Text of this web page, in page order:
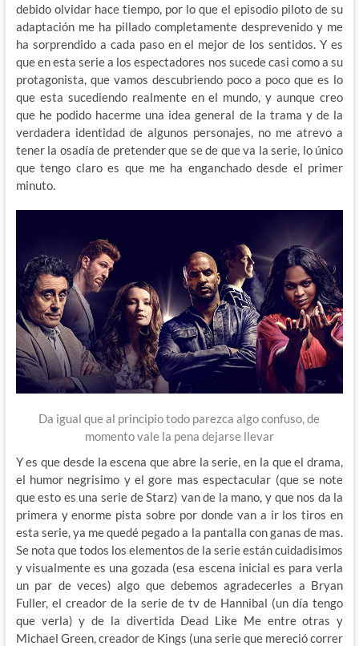
debido olvidar hace tiempo, por lo que el episodio piloto de su
adaptación me ha pillado completamente desprevenido y me
ha sorprendido a cada paso en el mejor de los sentidos. Y es
que en esta serie a los espectadores nos sucede casi como a su
protagonista, que vamos descubriendo poco a poco que es lo
que esta sucediendo realmente en el mundo, y aunque creo
que he podido hacerme una idea general de la trama y de la
verdadera identidad de algunos personajes, no me atrevo a
tener la osadía de pretender que se de que va la serie, lo único
que tengo claro es que me ha enganchado desde el primer
minuto.
Da igual que al principio todo parezca algo confuso, de
momento vale la pena dejarse llevar
Y es que desde la escena que abre la serie, en la que el drama,
el humor negrisimo y el gore mas espectacular (que se note
que esto es una serie de Starz) van de la mano, y que nos da la
primera y enorme pista sobre por donde van a ir los tiros en
esta serie, ya me quedé pegado a la pantalla con ganas de mas.
Se nota que todos los elementos de la serie están cuidadisimos
y visualmente es una gozada (esa escena inicial es para verla
un par de veces) algo que debemos agradecerles a Bryan
Fuller, el creador de la serie de tv de Hannibal (un día tengo
que verla) y de la divertida Dead Like Me entre otras y
Michael Green, creador de Kings (una serie que mereció correr